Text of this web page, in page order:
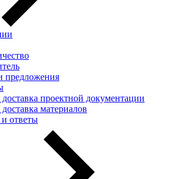
предложения
проектной документации
материалов
ответы